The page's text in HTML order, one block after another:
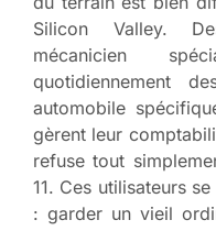
Silicon Valley.
mécanicien
quotidiennement
automobile
gèrent leur
refuse tout
11. Ces utilisateurs
: garder un vieil